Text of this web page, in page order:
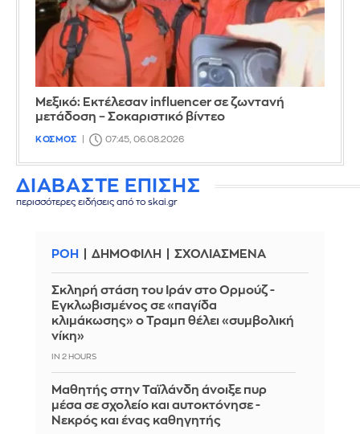
Μεξικό: Εκτέλεσαν influencer σε ζωντανή
μετάδοση – Σοκαριστικό βίντεο
ΚΟΣΜΟΣ 07:45, 06.08.2026
ΔΙΑΒΑΣΤΕ ΕΠΙΣΗΣ
περισσότερες ειδήσεις από το skai.gr
ΡΟΗ ΔΗΜΟΦΙΛΗ ΣΧΟΛΙΑΣΜΕΝΑ
Σκληρή στάση του Ιράν στο Ορμούζ -
Εγκλωβισμένος σε «παγίδα
κλιμάκωσης» ο Τραμπ θέλει «συμβολική
νίκη»
IN 2 HOURS
Μαθητής στην Ταϊλάνδη άνοιξε πυρ
μέσα σε σχολείο και αυτοκτόνησε -
Νεκρός και ένας καθηγητής